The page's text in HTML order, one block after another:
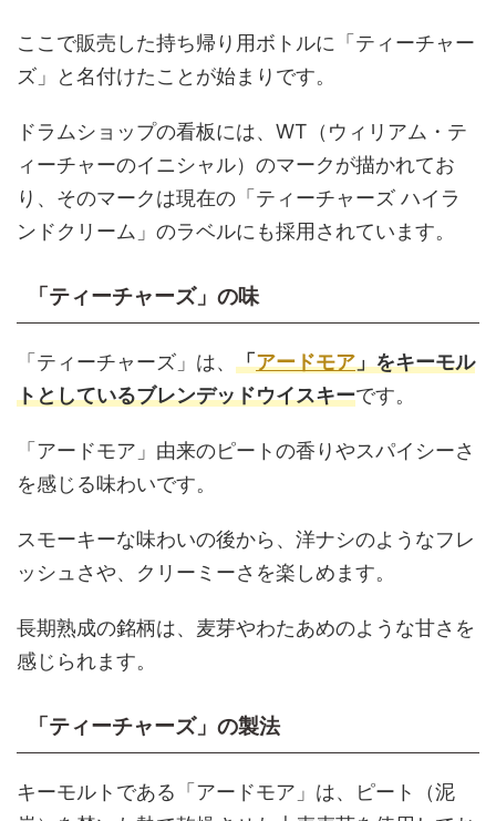
ここで販売した持ち帰り用ボトルに「ティーチャー
ズ」と名付けたことが始まりです。
ドラムショップの看板には、WT（ウィリアム・テ
ィーチャーのイニシャル）のマークが描かれてお
り、そのマークは現在の「ティーチャーズ ハイラ
ンドクリーム」のラベルにも採用されています。
「ティーチャーズ」の味
「ティーチャーズ」は、 「アードモア」をキーモル
トとしているブレンデッドウイスキーです。
「アードモア」由来のピートの香りやスパイシーさ
を感じる味わいです。
スモーキーな味わいの後から、洋ナシのようなフレ
ッシュさや、クリーミーさを楽しめます。
長期熟成の銘柄は、麦芽やわたあめのような甘さを
感じられます。
「ティーチャーズ」の製法
キーモルトである「アードモア」は、ピート（泥